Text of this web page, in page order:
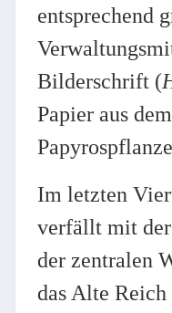
entsprechend
Bilderschrift (
Papier aus
Im letzten
verfällt mit
der zentralen
das Alte